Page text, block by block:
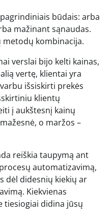
būdais: arba
mažinant sąnaudas.
metodų kombinacija.
verslai bijo kelti kainas,
vertę, klientai yra
išsiskirti prekės
klientų
į aukštesnį kainų
o maržos –
reiškia taupymą ant
automatizavimą,
dėl didesnių kiekių ar
Kiekvienas
tiesiogiai didina jūsų